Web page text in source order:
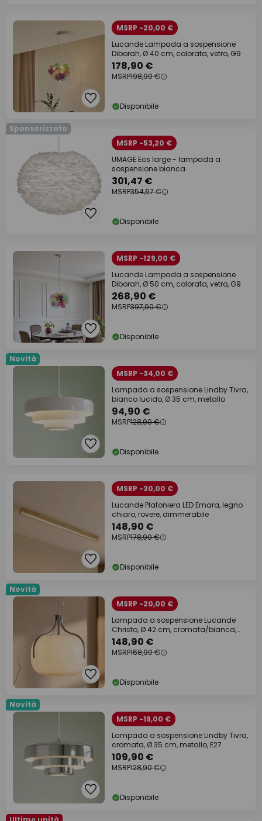
MSRP -20,00 €
Lucande Lampada a sospensione
Diborah, Ø 40 cm, colorata, vetro, G9
178,90 €
MSRP198,90 €
Disponibile
Sponsorizzato
MSRP -53,20 €
UMAGE Eos large - lampada a
sospensione bianca
301,47 €
MSRP354,67 €
Disponibile
MSRP -129,00 €
Lucande Lampada a sospensione
Diborah, Ø 50 cm, colorata, vetro, G9
268,90 €
MSRP397,90 €
Disponibile
Novità
MSRP -34,00 €
Lampada a sospensione Lindby Tivra,
bianco lucido, Ø 35 cm, metallo
94,90 €
MSRP128,90 €
Disponibile
MSRP -30,00 €
Lucande Plafoniera LED Emara, legno
chiaro, rovere, dimmerabile
148,90 €
MSRP178,90 €
Disponibile
Novità
MSRP -20,00 €
Lampada a sospensione Lucande
Christo, Ø 42 cm, cromata/bianca,
vetro
148,90 €
MSRP168,90 €
Disponibile
Novità
MSRP -19,00 €
Lampada a sospensione Lindby Tivra,
cromata, Ø 35 cm, metallo, E27
109,90 €
MSRP128,90 €
Disponibile